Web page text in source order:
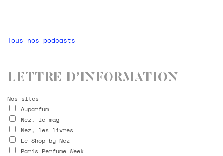
Tous nos podcasts
Lettre d’information
Nos sites
Auparfum
Nez, le mag
Nez, les livres
Le Shop by Nez
Paris Perfume Week